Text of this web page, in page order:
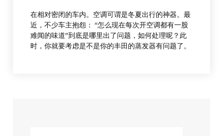
在相对密闭的车内。空调可谓是冬夏出行的神器。最
近，不少车主抱怨： “怎么现在每次开空调都有一股
难闻的味道”到底是哪里出了问题，如何处理呢？此
时，你就要考虑是不是你的丰田的蒸发器有问题了。